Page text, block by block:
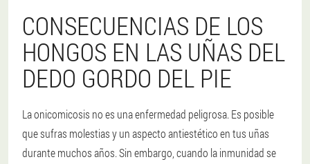
CONSECUENCIAS DE LOS
HONGOS EN LAS UÑAS DEL
DEDO GORDO DEL PIE
La onicomicosis no es una enfermedad peligrosa. Es posible
que sufras molestias y un aspecto antiestético en tus uñas
durante muchos años. Sin embargo, cuando la inmunidad se